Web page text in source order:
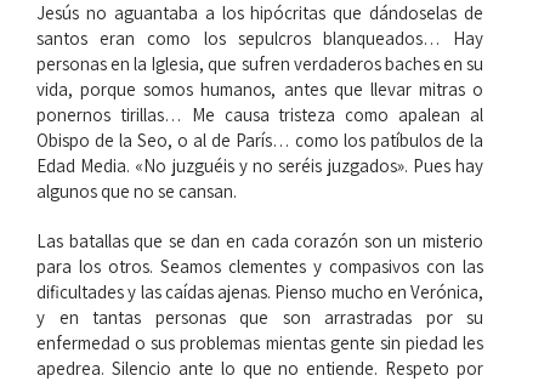
Jesús no aguantaba a los hipócritas que dándoselas de
santos eran como los sepulcros blanqueados… Hay
personas en la Iglesia, que sufren verdaderos baches en su
vida, porque somos humanos, antes que llevar mitras o
ponernos tirillas… Me causa tristeza como apalean al
Obispo de la Seo, o al de París… como los patíbulos de la
Edad Media. «No juzguéis y no seréis juzgados». Pues hay
algunos que no se cansan.
Las batallas que se dan en cada corazón son un misterio
para los otros. Seamos clementes y compasivos con las
dificultades y las caídas ajenas. Pienso mucho en Verónica,
y en tantas personas que son arrastradas por su
enfermedad o sus problemas mientas gente sin piedad les
apedrea. Silencio ante lo que no entiende. Respeto por